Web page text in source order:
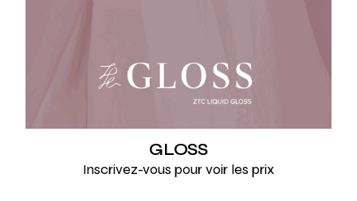
GLOSS
Inscrivez-vous pour voir les prix